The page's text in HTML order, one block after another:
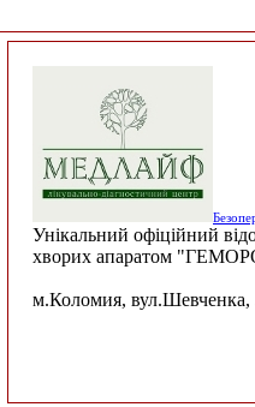
Унікальний офіційний
хворих апаратом
м.Коломия, вул.Шевченка,